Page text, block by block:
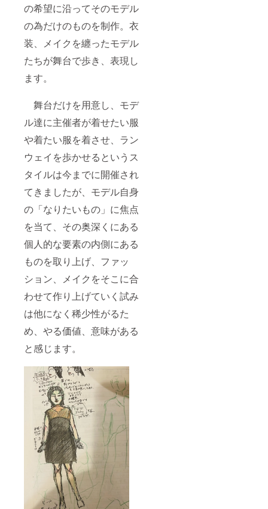
の希望に沿ってそのモデル
の為だけのものを制作。衣
装、メイクを纏ったモデル
たちが舞台で歩き、表現し
ます。
舞台だけを用意し、モデ
ル達に主催者が着せたい服
や着たい服を着させ、ラン
ウェイを歩かせるというス
タイルは今までに開催され
てきましたが、モデル自身
の「なりたいもの」に焦点
を当て、その奥深くにある
個人的な要素の内側にある
ものを取り上げ、ファッ
ション、メイクをそこに合
わせて作り上げていく試み
は他になく稀少性がるた
め、やる価値、意味がある
と感じます。